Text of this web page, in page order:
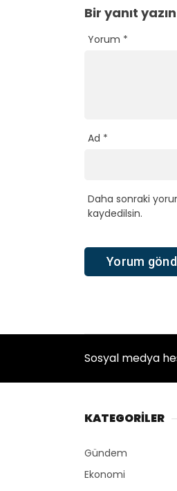
Bir yanıt yazın
Yorum *
Ad *
Daha sonraki
kaydedilsin.
Sosyal medya
KATEGORİLER
Gündem
Ekonomi